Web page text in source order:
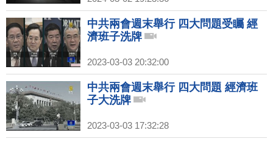
中共兩會週末舉行 四大問題受矚 經
濟班子洗牌
2023-03-03 20:32:00
中共兩會週末舉行 四大問題 經濟班
子大洗牌
2023-03-03 17:32:28